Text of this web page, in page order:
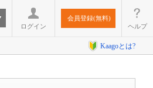
ログイン
会員登録(無料)
ヘルプ
Kaagoとは?